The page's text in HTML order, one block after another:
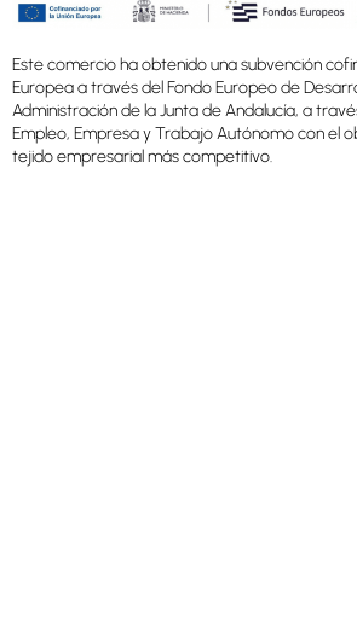
Este comercio ha obtenido una subvención
Europea a través del Fondo Europeo de
Administración de la Junta de Andalucía, a
Empleo, Empresa y Trabajo Autónomo con el
tejido empresarial más competitivo.